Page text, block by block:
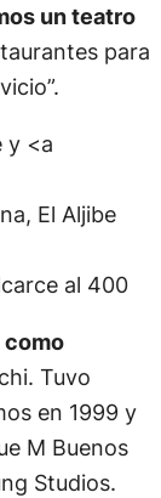
un teatro
para
al 400
como
Tuvo
en 1999 y
M Buenos
Studios.